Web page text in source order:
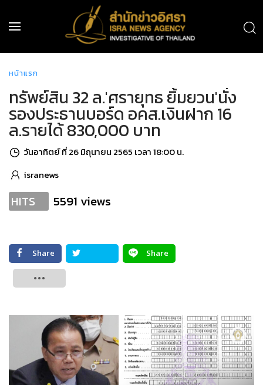
หน้าแรก
ทรัพย์สิน 32 ล.'ศรายุทธ ยิ้มยวน'นั่ง
รองประธานบอร์ด อคส.เงินฝาก 16
ล.รายได้ 830,000 บาท
วันอาทิตย์ ที่ 26 มิถุนายน 2565 เวลา 18:00 น.
isranews
HITS 5591 views
Share
Share